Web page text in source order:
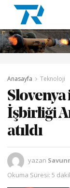
Anasayfa Teknoloji
İşbirliği
atıldı
yazan
Okuma Süresi: 5